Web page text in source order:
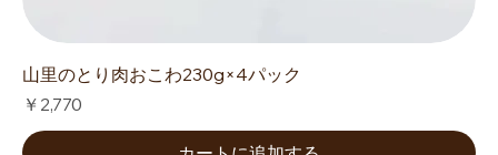
山里のとり肉おこわ230g×4パック
価格
￥2,770